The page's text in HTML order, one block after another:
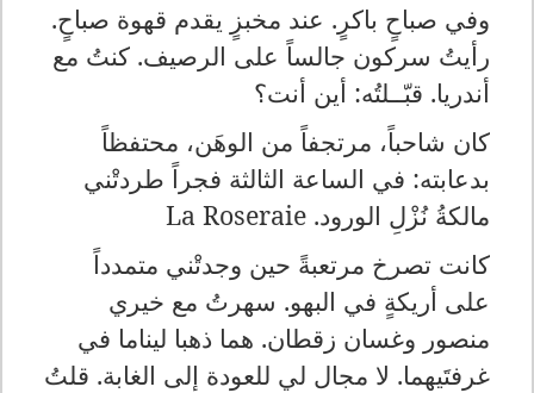
وفي صباحٍ باكرٍ. عند مخبزٍ يقدم قهوة صباحٍ.
رأيتُ سركون جالساً على الرصيف. كنتُ مع
أندريا. قبّــلتُه: أين أنت؟
كان شاحباً، مرتجفاً من الوهَن، محتفظاً
بدعابته: في الساعة الثالثة فجراً طردتْني
مالكةُ نُزْلِ الورود. La Roseraie
كانت تصرخ مرتعبةً حين وجدتْني متمدداً
على أريكةٍ في البهو. سهرتُ مع خيري
منصور وغسان زقطان. هما ذهبا ليناما في
غرفتَيهما. لا مجال لي للعودة إلى الغابة. قلتُ